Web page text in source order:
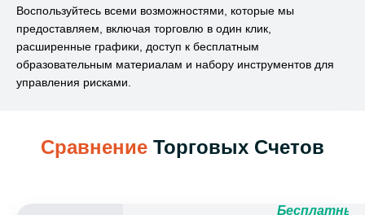
Воспользуйтесь всеми возможностями, которые мы
предоставляем, включая торговлю в один клик,
расширенные графики, доступ к бесплатным
образовательным материалам и набору инструментов для
управления рисками.
Сравнение Торговых Счетов
Бесплатный